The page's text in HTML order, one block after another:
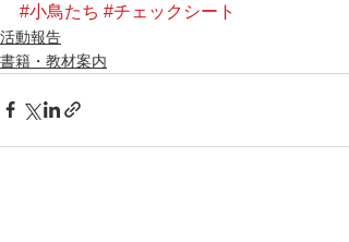
#小鳥たち #チェックシート
活動報告
書籍・教材案内